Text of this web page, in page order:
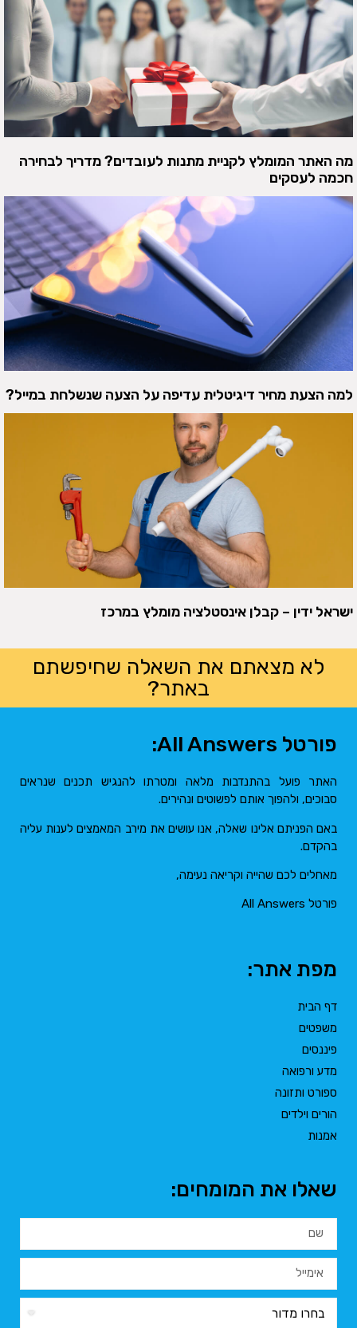
מה האתר המומלץ לקניית מתנות לעובדים? מדריך לבחירה
חכמה לעסקים
למה הצעת מחיר דיגיטלית עדיפה על הצעה שנשלחת במייל?
ישראל ידין – קבלן אינסטלציה מומלץ במרכז
לא מצאתם את השאלה שחיפשתם
באתר?
פורטל All Answers:
האתר פועל בהתנדבות מלאה ומטרתו להנגיש תכנים שנראים
סבוכים, ולהפוך אותם לפשוטים ונהירים.
באם הפניתם אלינו שאלה, אנו עושים את מירב המאמצים לענות עליה
בהקדם.
מאחלים לכם שהייה וקריאה נעימה,
פורטל All Answers
מפת אתר:
דף הבית
משפטים
פיננסים
מדע ורפואה
ספורט ותזונה
הורים וילדים
אמנות
שאלו את המומחים: